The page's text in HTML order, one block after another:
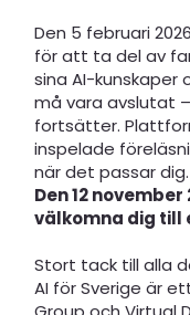
Den 5 februari
för att ta del av
sina AI-kunskaper
må vara avslutat
fortsätter.
inspelade
när det passar dig.
Den 12
välkomna dig till
Stort tack till alla
AI för Sverige är